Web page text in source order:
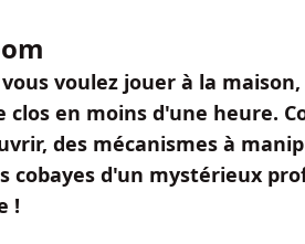
voulez jouer à la
en moins d'une heure.
des mécanismes à
cobayes d'un mystérieux
!